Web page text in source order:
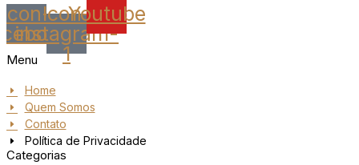
Icon-Icon-
instagram-
1
Youtube
Menu
Home
Quem Somos
Contato
Política de Privacidade
Categorias